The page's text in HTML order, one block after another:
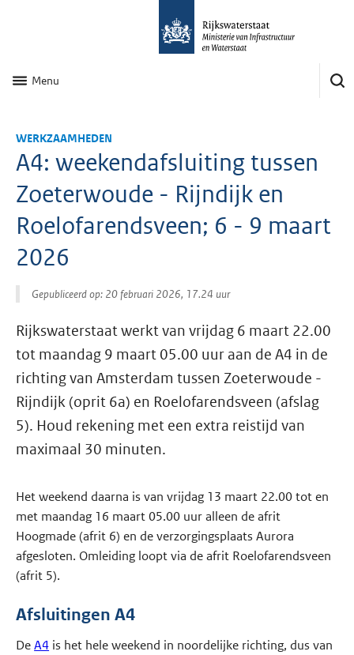
Menu
WERKZAAMHEDEN
A4: weekendafsluiting tussen
Zoeterwoude - Rijndijk en
Roelofarendsveen; 6 - 9 maart
2026
Gepubliceerd op: 20 februari 2026, 17.24 uur
Rijkswaterstaat werkt van vrijdag 6 maart 22.00
tot maandag 9 maart 05.00 uur aan de A4 in de
richting van Amsterdam tussen Zoeterwoude -
Rijndijk (oprit 6a) en Roelofarendsveen (afslag
5). Houd rekening met een extra reistijd van
maximaal 30 minuten.
Het weekend daarna is van vrijdag 13 maart 22.00 tot en
met maandag 16 maart 05.00 uur alleen de afrit
Hoogmade (afrit 6) en de verzorgingsplaats Aurora
afgesloten. Omleiding loopt via de afrit Roelofarendsveen
(afrit 5).
Afsluitingen A4
DeA4 is het hele weekend in noordelijke richting, dus van